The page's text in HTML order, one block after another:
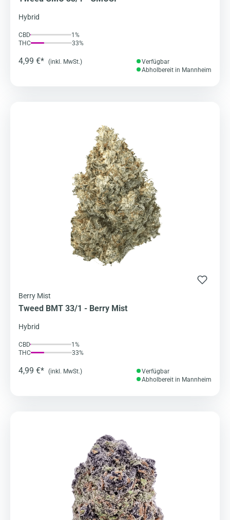
Hybrid
CBD
1%
THC
33%
4,99 €* (inkl. MwSt.)
Verfügbar
Abholbereit in Mannheim
Berry Mist
Tweed BMT 33/1 - Berry Mist
Hybrid
CBD
1%
THC
33%
4,99 €* (inkl. MwSt.)
Verfügbar
Abholbereit in Mannheim